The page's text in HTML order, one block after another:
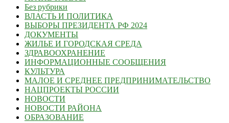
Без рубрики
ВЛАСТЬ И ПОЛИТИКА
ВЫБОРЫ ПРЕЗИДЕНТА РФ 2024
ДОКУМЕНТЫ
ЖИЛЬЕ И ГОРОДСКАЯ СРЕДА
ЗДРАВООХРАНЕНИЕ
ИНФОРМАЦИОННЫЕ СООБЩЕНИЯ
КУЛЬТУРА
МАЛОЕ И СРЕДНЕЕ ПРЕДПРИНИМАТЕЛЬСТВО
НАЦПРОЕКТЫ РОССИИ
НОВОСТИ
НОВОСТИ РАЙОНА
ОБРАЗОВАНИЕ